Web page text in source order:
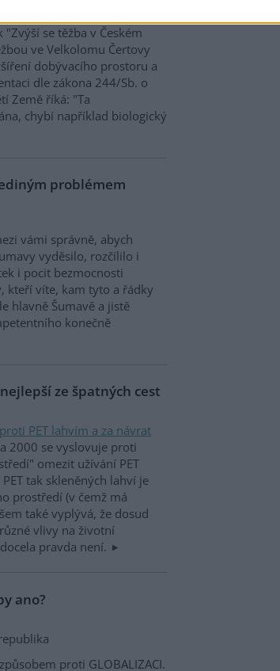
se těžba v Českém
ve Velkolomu Čertovy
dobývacího prostoru a
dle zákona 244/Sb. o
Země říká: "Ta
chybí například biologický
problémem
vámi správně, abych
vyděsilo, rozčílilo i
i pocit bezmocnosti
kteří víte, kam tyto a řádky
hlavně Šumavě a jistě
konečně
ze špatných cest
PET lahvím a za návrat
2000 se vyslovuje proti
omezit užívání PET
tak skleněných lahví je
prostředí (v čemž má
také vyplývá, že dosud
vlivy na životní
pravda není.
ano?
proti GLOBALIZACI.